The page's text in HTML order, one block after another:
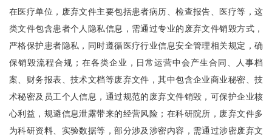
在医疗单位，废弃文件主要包括患者病历、检查报告、医疗等，这
类文件包含患者个人隐私信息，需通过专业的废弃文件销毁方式，
严格保护患者隐私，同时遵循医疗行业信息安全管理相关规定，确
保销毁流程合规；在各类企业，日常运营中会产生合同、人事档
案、财务报表、技术文档等废弃文件，其中包含企业商业秘密、技
术秘密及员工个人信息，通过规范的废弃文件销毁，可保护企业核
心利益，规避信息泄露带来的经营风险；在科研院所，废弃文件多
为科研资料、实验数据等，部分涉及涉密内容，需通过涉密废弃文